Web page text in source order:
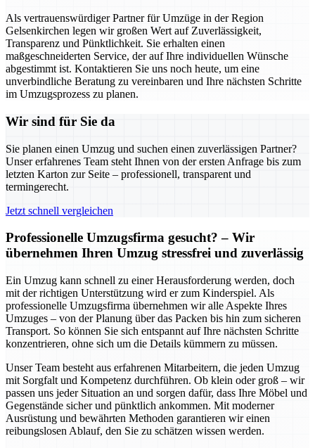
Als vertrauenswürdiger Partner für Umzüge in der Region
Gelsenkirchen legen wir großen Wert auf Zuverlässigkeit,
Transparenz und Pünktlichkeit. Sie erhalten einen
maßgeschneiderten Service, der auf Ihre individuellen Wünsche
abgestimmt ist. Kontaktieren Sie uns noch heute, um eine
unverbindliche Beratung zu vereinbaren und Ihre nächsten Schritte
im Umzugsprozess zu planen.
Wir sind für Sie da
Sie planen einen Umzug und suchen einen zuverlässigen Partner?
Unser erfahrenes Team steht Ihnen von der ersten Anfrage bis zum
letzten Karton zur Seite – professionell, transparent und
termingerecht.
Jetzt schnell vergleichen
Professionelle Umzugsfirma gesucht? – Wir
übernehmen Ihren Umzug stressfrei und zuverlässig
Ein Umzug kann schnell zu einer Herausforderung werden, doch
mit der richtigen Unterstützung wird er zum Kinderspiel. Als
professionelle Umzugsfirma übernehmen wir alle Aspekte Ihres
Umzuges – von der Planung über das Packen bis hin zum sicheren
Transport. So können Sie sich entspannt auf Ihre nächsten Schritte
konzentrieren, ohne sich um die Details kümmern zu müssen.
Unser Team besteht aus erfahrenen Mitarbeitern, die jeden Umzug
mit Sorgfalt und Kompetenz durchführen. Ob klein oder groß – wir
passen uns jeder Situation an und sorgen dafür, dass Ihre Möbel und
Gegenstände sicher und pünktlich ankommen. Mit moderner
Ausrüstung und bewährten Methoden garantieren wir einen
reibungslosen Ablauf, den Sie zu schätzen wissen werden.